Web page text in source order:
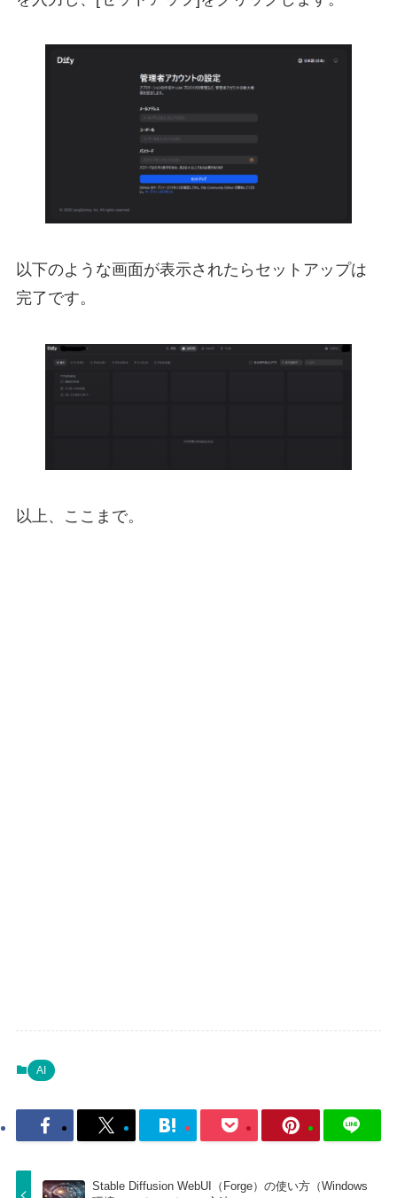
以下のような画面が表示されたらセットアップは
完了です。
以上、ここまで。
AI
Stable Diffusion WebUI（Forge）の使い方（Windows